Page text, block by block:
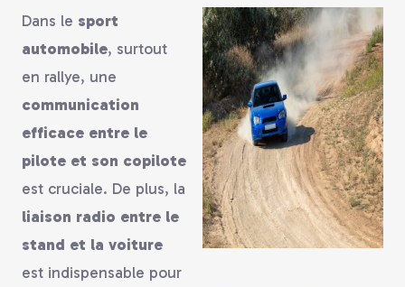
Dans le sport
automobile, surtout
en rallye, une
communication
efficace entre le
pilote et son copilote
est cruciale. De plus, la
liaison radio entre le
stand et la voiture
est indispensable pour